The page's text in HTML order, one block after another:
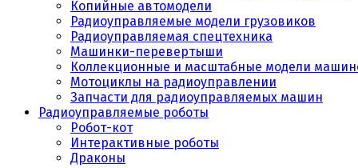
Копийные автомодели
Радиоуправляемые модели грузовиков
Радиоуправляемая спецтехника
Машинки-перевертыши
Коллекционные и масштабные модели
Мотоциклы на радиоуправлении
Запчасти для радиоуправляемых машин
Радиоуправляемые роботы
Робот-кот
Интерактивные роботы
Драконы